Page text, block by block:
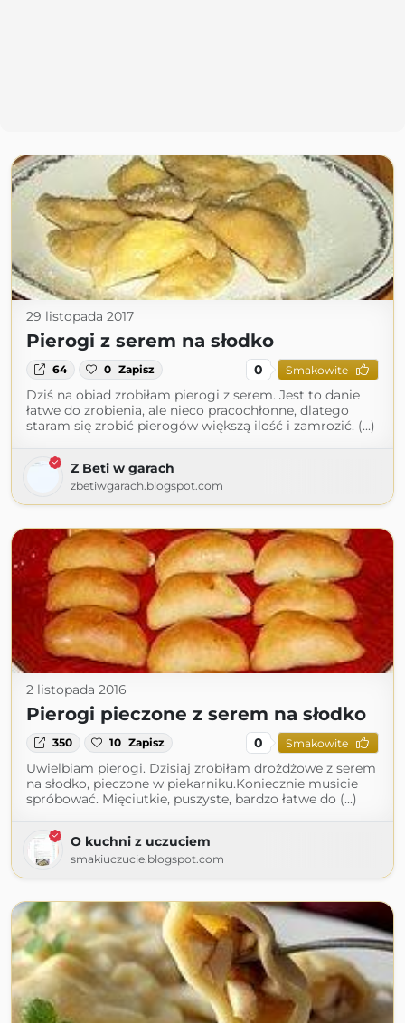
29 listopada 2017
Pierogi z serem na słodko
64 0 Zapisz 0 Smakowite
Dziś na obiad zrobiłam pierogi z serem. Jest to danie
łatwe do zrobienia, ale nieco pracochłonne, dlatego
staram się zrobić pierogów większą ilość i zamrozić. (...)
Z Beti w garach
zbetiwgarach.blogspot.com
2 listopada 2016
Pierogi pieczone z serem na słodko
350 10 Zapisz 0 Smakowite
Uwielbiam pierogi. Dzisiaj zrobiłam drożdżowe z serem
na słodko, pieczone w piekarniku.Koniecznie musicie
spróbować. Mięciutkie, puszyste, bardzo łatwe do (...)
O kuchni z uczuciem
smakiuczucie.blogspot.com